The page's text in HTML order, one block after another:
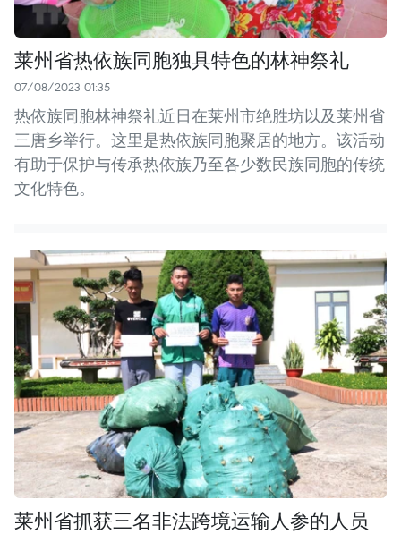
莱州省热依族同胞独具特色的林神祭礼
07/08/2023 01:35
热依族同胞林神祭礼近日在莱州市绝胜坊以及莱州省
三唐乡举行。这里是热依族同胞聚居的地方。该活动
有助于保护与传承热依族乃至各少数民族同胞的传统
文化特色。
莱州省抓获三名非法跨境运输人参的人员